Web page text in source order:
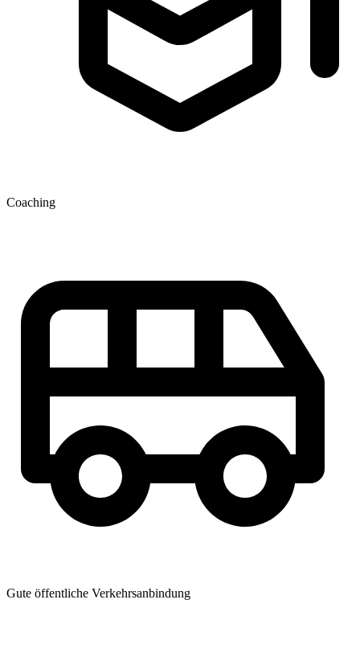
Coaching
Gute öffentliche Verkehrsanbindung